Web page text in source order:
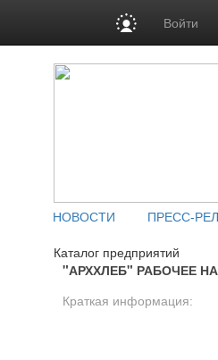
Войти
НОВОСТИ ПРЕСС-
Каталог предприятий
"АРХХЛЕБ" РАБОЧЕЕ
Краткая информация: